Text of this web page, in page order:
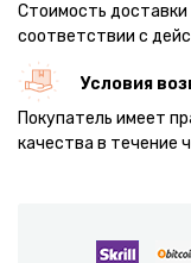
Стоимость доставки
соответствии с
Условия
Покупатель имеет
качества в течение